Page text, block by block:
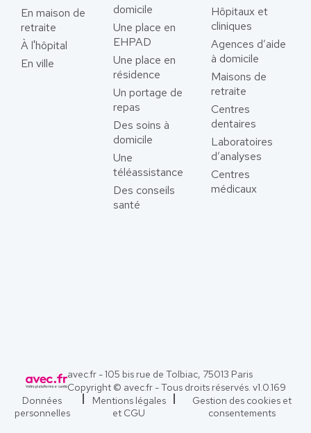
En maison de
retraite
À l'hôpital
En ville
domicile
Une place en
EHPAD
Une place en
résidence
Un portage de
repas
Des soins à
domicile
Une
téléassistance
Des conseils
santé
Hôpitaux et
cliniques
Agences d’aide
à domicile
Maisons de
retraite
Centres
dentaires
Laboratoires
d’analyses
Centres
médicaux
avec.fr - 105 bis rue de Tolbiac, 75013 Paris
Copyright © avec.fr - Tous droits réservés. v1.0.169
Données
personnelles
Mentions légales
et CGU
Gestion des cookies et
consentements